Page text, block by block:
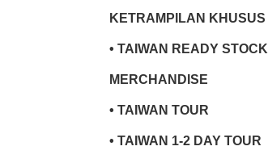
KETRAMPILAN KHUSUS
• TAIWAN READY STOCK
MERCHANDISE
• TAIWAN TOUR
• TAIWAN 1-2 DAY TOUR